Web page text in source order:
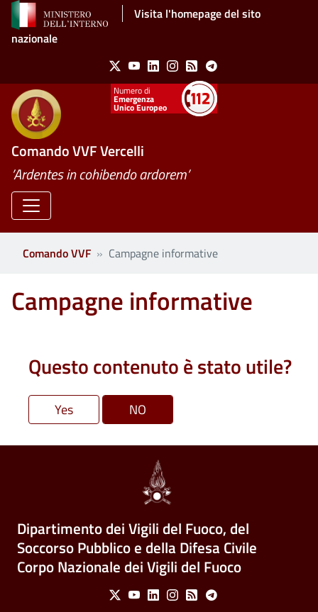
Salta al contenuto principaleVisita l'homepage del sito
nazionale
Social Menu
X YoutubeLinkedinInstagram
Feed Telegram
Emergenza
Unico Europeo
Comando VVF Vercelli
’Ardentes in cohibendo ardorem’
Comando VVF Campagne informative
Campagne informative
Questo contenuto è stato utile?
Dipartimento dei Vigili del Fuoco, del
Soccorso Pubblico e della Difesa Civile
Corpo Nazionale dei Vigili del Fuoco
Social Menu
X YoutubeLinkedinInstagram
Feed Telegram